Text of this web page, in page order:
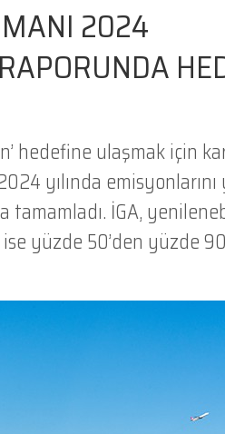
2024
hedefine ulaşmak için
yılında emisyonlarını
İGA,
yüzde 50’den yüzde